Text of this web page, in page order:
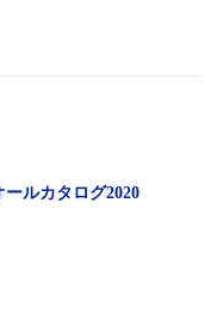
ールカタログ2020